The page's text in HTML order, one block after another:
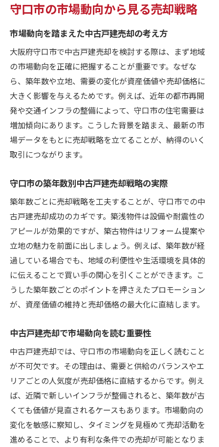
守口市の市場動向から見る売却戦略
市場動向を踏まえた中古戸建売却の考え方
大阪府守口市で中古戸建売却を検討する際は、まず地域
の市場動向を正確に把握することが重要です。なぜな
ら、築年数や立地、需要の変化が資産価値や売却価格に
大きく影響を与えるためです。例えば、近年の都市再開
発や交通インフラの整備によって、守口市の住宅需要は
増加傾向にあります。こうした背景を踏まえ、最新の市
場データをもとに売却戦略を立てることが、納得のいく
取引につながります。
守口市の築年数別中古戸建売却戦略の実際
築年数ごとに売却戦略を工夫することが、守口市での中
古戸建売却成功のカギです。築浅物件は設備や耐震性の
アピールが効果的ですが、築古物件はリフォーム提案や
立地の魅力を前面に出しましょう。例えば、築年数が経
過している場合でも、地域の利便性や生活環境を具体的
に伝えることで買い手の関心を引くことができます。こ
うした築年数ごとのポイントを押さえたプロモーション
が、資産価値の維持と売却価格の最大化に直結します。
中古戸建売却で市場動向を読む重要性
中古戸建売却では、守口市の市場動向を正しく読むこと
が不可欠です。その理由は、需要と供給のバランスやエ
リアごとの人気度が売却価格に直結するからです。例え
ば、近隣で新しいインフラが整備されると、築年数が古
くても価値が見直されるケースもあります。市場動向の
変化を敏感に察知し、タイミングを見極めて売却活動を
進めることで、より有利な条件での売却が可能となりま